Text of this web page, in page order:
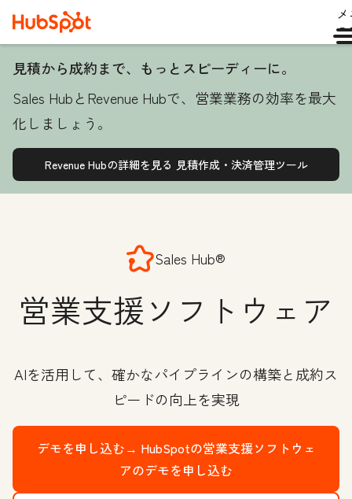
見積から成約まで、もっとスピーディーに。
Sales HubとRevenue Hubで、営業業務の効率を最大
化しましょう。
Revenue Hubの詳細を見る 見積作成・決済管理ツール
Sales Hub®
営業支援ソフトウェア
AIを活用して、確かなパイプラインの構築と成約ス
ピードの向上を実現
デモを申し込む→ HubSpotの営業支援ソフトウェ
アのデモを申し込む